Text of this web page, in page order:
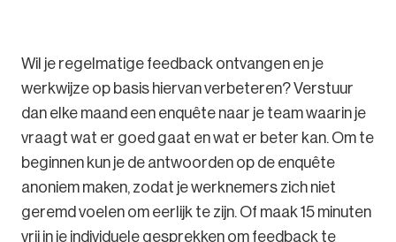
Wil je regelmatige feedback ontvangen en je
werkwijze op basis hiervan verbeteren? Verstuur
dan elke maand een enquête naar je team waarin je
vraagt wat er goed gaat en wat er beter kan. Om te
beginnen kun je de antwoorden op de enquête
anoniem maken, zodat je werknemers zich niet
geremd voelen om eerlijk te zijn. Of maak 15 minuten
vrij in je individuele gesprekken om feedback te